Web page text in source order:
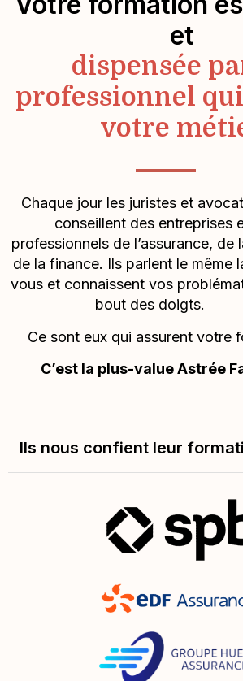
et
dispensée
professionnel
votre
Chaque jour les juristes et
conseillent des entreprises
professionnels de l’assurance, de
de la finance. Ils parlent le même
vous et connaissent vos
bout des doigts.
Ce sont eux qui assurent votre
C’est la plus-value Astrée
Ils nous confient leur